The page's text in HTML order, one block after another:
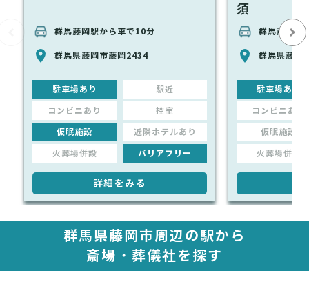
群馬藤岡駅から車で10分
群馬県藤岡市藤岡2434
駐車場あり 駅近
コンビニあり 控室
仮眠施設 近隣ホテルあり
火葬場併設 バリアフリー
詳細をみる
須
群馬藤岡駅
群馬県藤岡
駐車場あり
コンビニあり
仮眠施設
火葬場併設
群馬県藤岡市周辺の駅から
斎場・葬儀社を探す